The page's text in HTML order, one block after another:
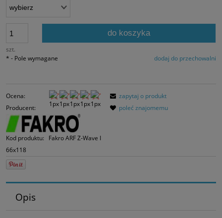
szt.
do koszyka
dodaj do przechowalni
* - Pole wymagane
Ocena:
Producent:
Kod produktu:
Fakro ARF Z-Wave I
66x118
zapytaj o produkt
poleć znajomemu
Opis